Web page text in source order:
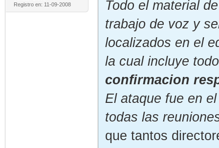
Registro en: 11-09-2008
Todo el material
trabajo de voz y
localizados en el
la cual incluye
confirmacion
El ataque fue en
todas las
que tantos